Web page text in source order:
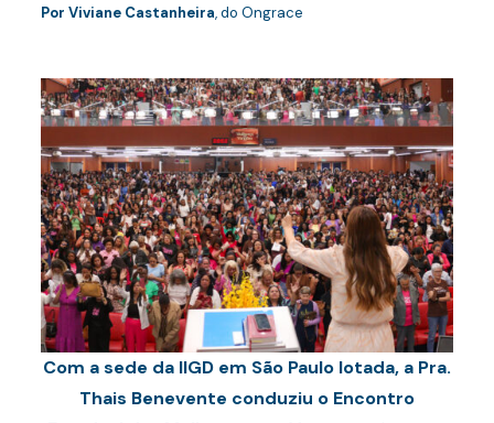
Por Viviane Castanheira, do Ongrace
Com a sede da IIGD em São Paulo lotada, a Pra.
Thais Benevente conduziu o Encontro